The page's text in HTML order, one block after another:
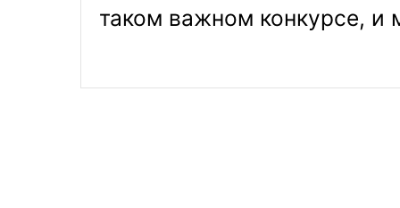
таком важном конкурсе,